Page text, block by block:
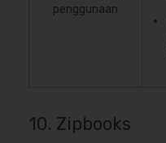
penggunaan
10. Zipbooks